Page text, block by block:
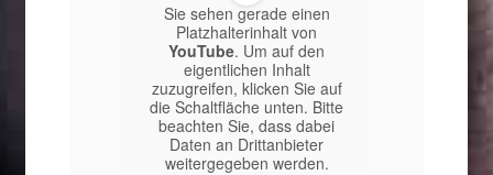
Sie sehen gerade einen
Platzhalterinhalt von
YouTube. Um auf den
eigentlichen Inhalt
zuzugreifen, klicken Sie auf
die Schaltfläche unten. Bitte
beachten Sie, dass dabei
Daten an Drittanbieter
weitergegeben werden.